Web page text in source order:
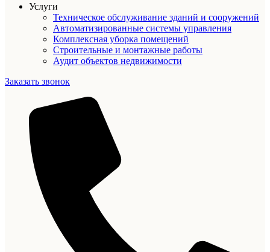
Услуги
Техническое обслуживание зданий и сооружений
Автоматизированные системы управления
Комплексная уборка помещений
Строительные и монтажные работы
Аудит объектов недвижимости
Заказать звонок